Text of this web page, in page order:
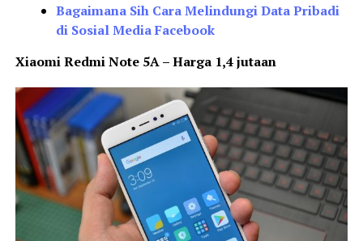
Bagaimana Sih Cara Melindungi Data Pribadi
di Sosial Media Facebook
Xiaomi Redmi Note 5A – Harga 1,4 jutaan